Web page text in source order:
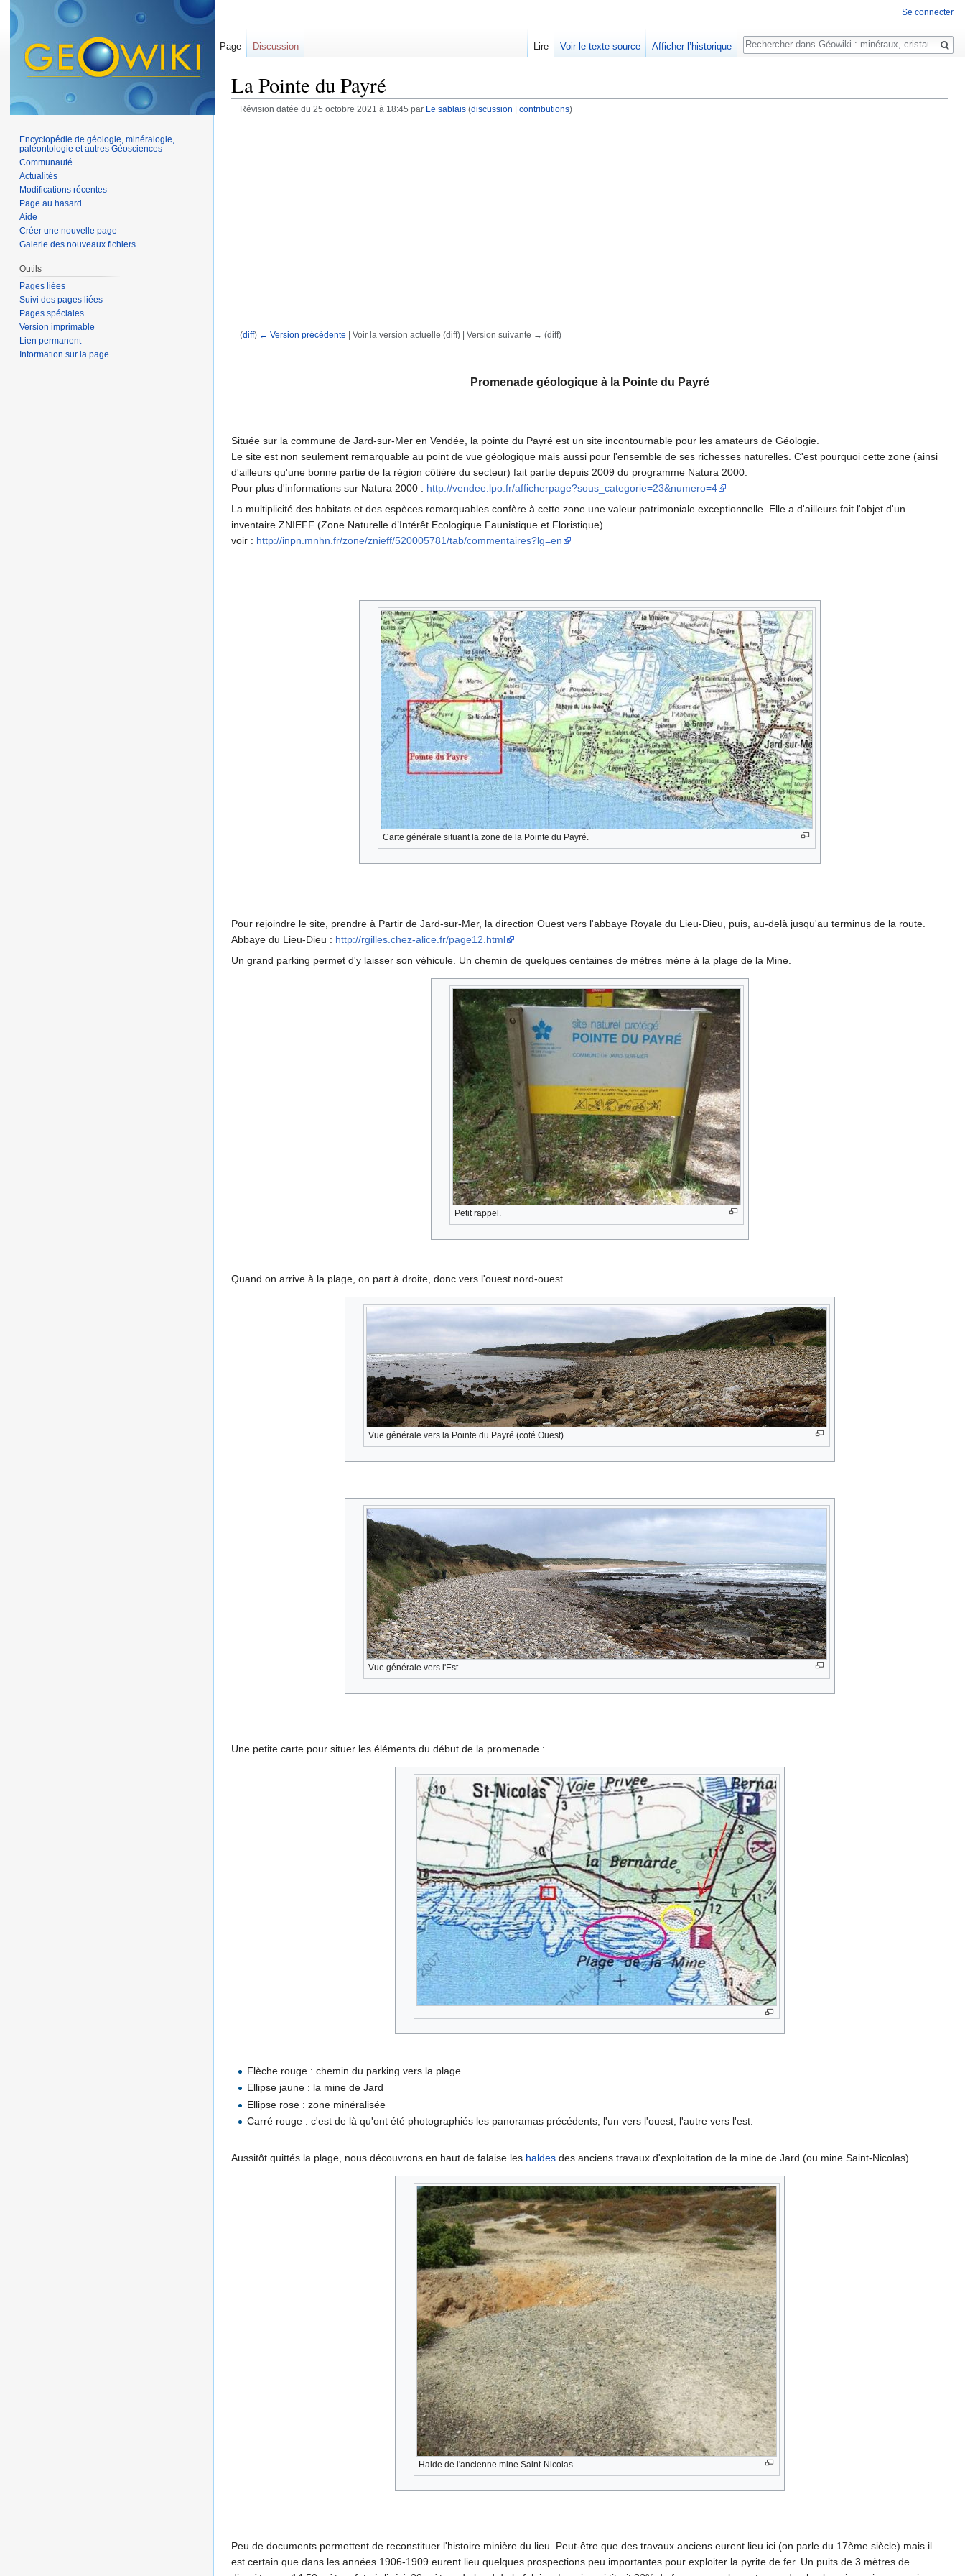
La Pointe du Payré
Révision datée du 25 octobre 2021 à 18:45 par Le sablais (discussion contributions)
(diff) ← Version précédente | Voir la version actuelle (diff) | Version suivante → (diff)
Promenade géologique à la Pointe du Payré
Située sur la commune de Jard-sur-Mer en Vendée, la pointe du Payré est un site incontournable pour les amateurs de Géologie.
Le site est non seulement remarquable au point de vue géologique mais aussi pour l'ensemble de ses richesses naturelles. C'est pourquoi cette zone (ainsi
d'ailleurs qu'une bonne partie de la région côtière du secteur) fait partie depuis 2009 du programme Natura 2000.
Pour plus d'informations sur Natura 2000 : http://vendee.lpo.fr/afficherpage?sous_categorie=23&numero=4
La multiplicité des habitats et des espèces remarquables confère à cette zone une valeur patrimoniale exceptionnelle. Elle a d'ailleurs fait l'objet d'un
inventaire ZNIEFF (Zone Naturelle d’Intérêt Ecologique Faunistique et Floristique).
voir : http://inpn.mnhn.fr/zone/znieff/520005781/tab/commentaires?lg=en
Carte générale situant la zone de la Pointe du Payré.
Pour rejoindre le site, prendre à Partir de Jard-sur-Mer, la direction Ouest vers l'abbaye Royale du Lieu-Dieu, puis, au-delà jusqu'au terminus de la route.
Abbaye du Lieu-Dieu : http://rgilles.chez-alice.fr/page12.html
Un grand parking permet d'y laisser son véhicule. Un chemin de quelques centaines de mètres mène à la plage de la Mine.
Petit rappel.
Quand on arrive à la plage, on part à droite, donc vers l'ouest nord-ouest.
Vue générale vers la Pointe du Payré (coté Ouest).
Vue générale vers l'Est.
Une petite carte pour situer les éléments du début de la promenade :
Flèche rouge : chemin du parking vers la plage
Ellipse jaune : la mine de Jard
Ellipse rose : zone minéralisée
Carré rouge : c'est de là qu'ont été photographiés les panoramas précédents, l'un vers l'ouest, l'autre vers l'est.
Aussitôt quittés la plage, nous découvrons en haut de falaise les haldes des anciens travaux d'exploitation de la mine de Jard (ou mine Saint-Nicolas).
Halde de l'ancienne mine Saint-Nicolas
Peu de documents permettent de reconstituer l'histoire minière du lieu. Peut-être que des travaux anciens eurent lieu ici (on parle du 17ème siècle) mais il
est certain que dans les années 1906-1909 eurent lieu quelques prospections peu importantes pour exploiter la pyrite de fer. Un puits de 3 mètres de
Se connecter
Page Discussion Lire Voir le texte source Afficher l’historique
Rechercher
Encyclopédie de géologie, minéralogie,
paléontologie et autres Géosciences
Communauté
Actualités
Modifications récentes
Page au hasard
Aide
Créer une nouvelle page
Galerie des nouveaux fichiers
Outils
Pages liées
Suivi des pages liées
Pages spéciales
Version imprimable
Lien permanent
Information sur la page